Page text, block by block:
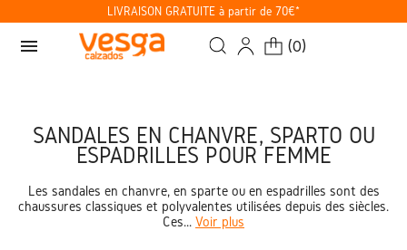
LIVRAISON GRATUITE à partir de 70€*
menu (0)
SANDALES EN CHANVRE, SPARTO OU
ESPADRILLES POUR FEMME
Les sandales en chanvre, en sparte ou en espadrilles sont des
chaussures classiques et polyvalentes utilisées depuis des siècles.
Ces... Voir plus